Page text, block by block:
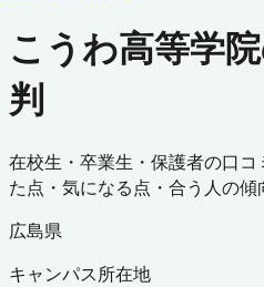
こうわ高等学
判
在校生・卒業生・保護者の口
た点・気になる点・合う人の傾
広島県
キャンパス所在地